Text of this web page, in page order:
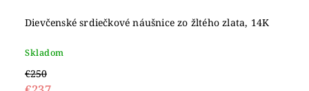
Dievčenské srdiečkové náušnice zo žltého zlata, 14K
Skladom
€250